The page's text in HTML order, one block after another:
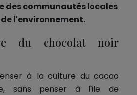
des communautés locales
l'environnement.
du chocolat noir
à la culture du cacao
sans penser à l'île de